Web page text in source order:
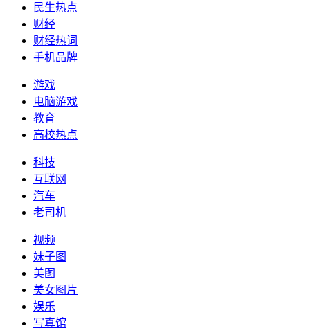
民生热点
财经
财经热词
手机品牌
游戏
电脑游戏
教育
高校热点
科技
互联网
汽车
老司机
视频
妹子图
美图
美女图片
娱乐
写真馆